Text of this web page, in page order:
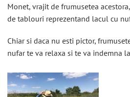
Monet, vrajit de frumusetea
de tablouri reprezentand lacul cu
Chiar si daca nu esti pictor,
nufar te va relaxa si te va indemna